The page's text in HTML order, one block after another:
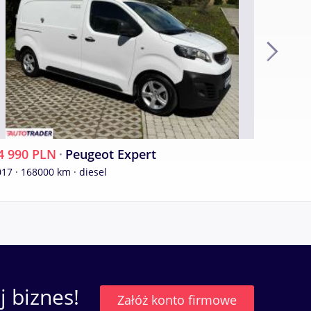
990 PLN · Peugeot Expert
· 168000 km · diesel
biznes! Załóż konto firmowe